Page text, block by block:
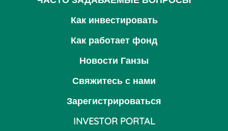
Как инвестировать
Как работает фонд
Новости Ганзы
Свяжитесь с нами
Зарегистрироваться
INVESTOR PORTAL